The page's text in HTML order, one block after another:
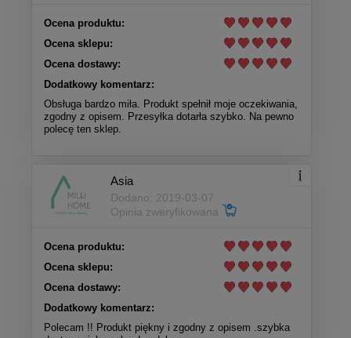
Ocena produktu:
Ocena sklepu:
Ocena dostawy:
Dodatkowy komentarz:
Obsługa bardzo miła. Produkt spełnił moje oczekiwania,
zgodny z opisem. Przesyłka dotarła szybko. Na pewno
polecę ten sklep.
Asia
Dodano: 2019-03-07
Opinia zweryfikowana
Ocena produktu:
Ocena sklepu:
Ocena dostawy:
Dodatkowy komentarz:
Polecam !! Produkt piękny i zgodny z opisem .szybka